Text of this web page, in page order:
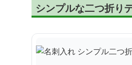
シンプルな二つ折り